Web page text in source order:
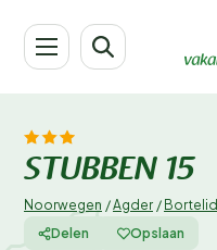
STUBBEN 15
Noorwegen /Agder / Bortelid
Delen Opslaan